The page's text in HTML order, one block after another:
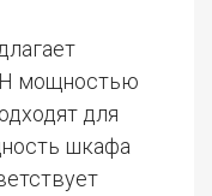
мощностью
для
шкафа